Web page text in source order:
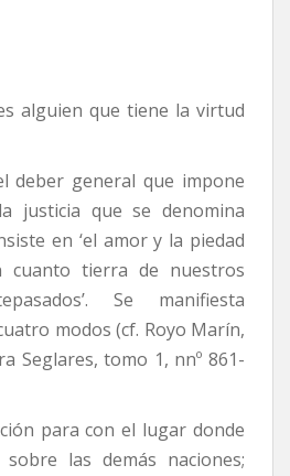
alguien que tiene la virtud
deber general que impone
justicia que se denomina
en ‘el amor y la piedad
cuanto tierra de nuestros
Se manifiesta
modos (cf. Royo Marín,
Seglares, tomo 1, nnº 861-
para con el lugar donde
las demás naciones;